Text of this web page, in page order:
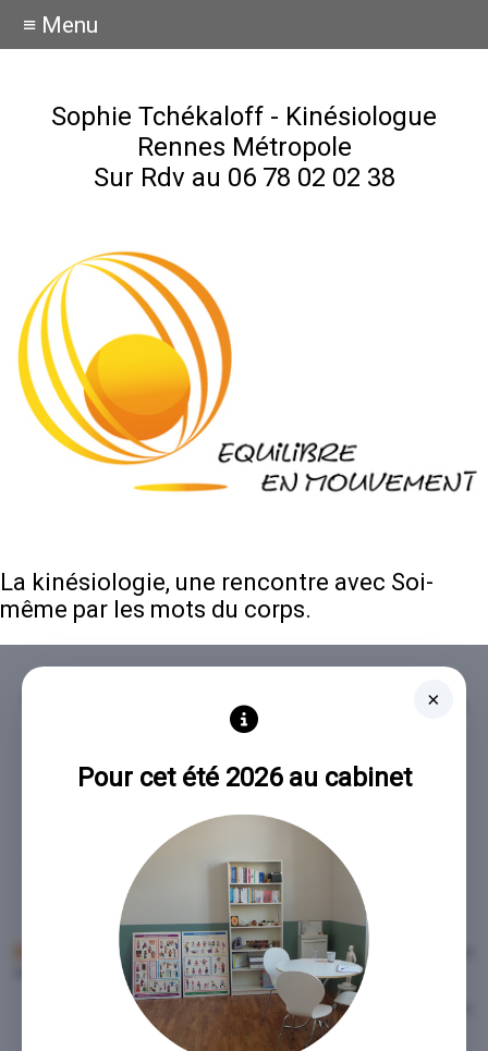
Sophie Tchékaloff - Kinésiologue
Rennes Métropole
Sur Rdv au 06 78 02 02 38
La kinésiologie, une rencontre avec Soi-
même par les mots du corps.
≡ Menu
×
Pour cet été 2026 au cabinet
Sophie Tchékaloff, kinésiologue à Bécherel,
Rennes Métropole
Équilibre …. en mouvement.
Une invitation à incarner l’équilibre au centre, au coeur de Soi,
dans le mouvement de la vie.
Kinésiologue certifiée en 2012,je vous propose de vous
accompagner pour trouver votre propre équilibre et :
retrouver et ancrer en conscience un bien être physique,
émotionnel, relationnel